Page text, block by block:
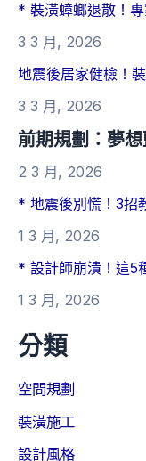
* 裝潢蟑螂退散！
3 3 月, 2026
地震後居家健檢！
3 3 月, 2026
前期規劃：夢
2 3 月, 2026
* 地震後別慌！3招
1 3 月, 2026
* 設計師崩潰！這5
1 3 月, 2026
分類
空間規劃
裝潢施工
設計風格